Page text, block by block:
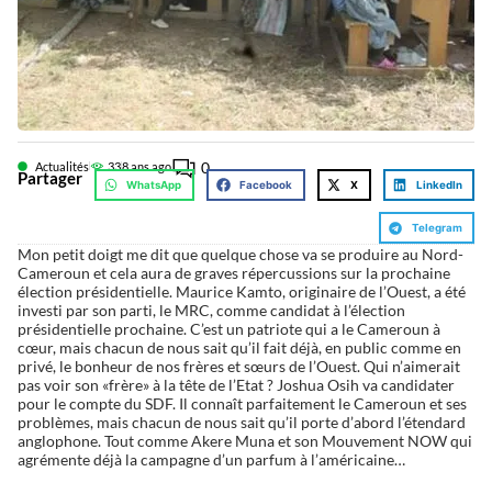
Actualités 338 ans ago 0
Partager WhatsApp Facebook X LinkedIn
Telegram
Mon petit doigt me dit que quelque chose va se produire au Nord-
Cameroun et cela aura de graves répercussions sur la prochaine
élection présidentielle. Maurice Kamto, originaire de l’Ouest, a été
investi par son parti, le MRC, comme candidat à l’élection
présidentielle prochaine. C’est un patriote qui a le Cameroun à
cœur, mais chacun de nous sait qu’il fait déjà, en public comme en
privé, le bonheur de nos frères et sœurs de l’Ouest. Qui n’aimerait
pas voir son «frère» à la tête de l’Etat ? Joshua Osih va candidater
pour le compte du SDF. Il connaît parfaitement le Cameroun et ses
problèmes, mais chacun de nous sait qu’il porte d’abord l’étendard
anglophone. Tout comme Akere Muna et son Mouvement NOW qui
agrémente déjà la campagne d’un parfum à l’américaine…